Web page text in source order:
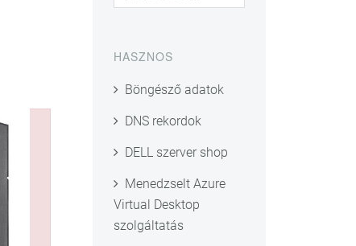
HASZNOS
Böngésző adatok
DNS rekordok
DELL szerver shop
Menedzselt Azure
Virtual Desktop
szolgáltatás